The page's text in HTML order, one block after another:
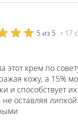
5 из 5 • 17
этот крем по
кожу, а 15%
и способствует
оставляя